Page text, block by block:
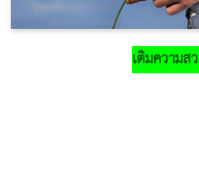
เติมความส